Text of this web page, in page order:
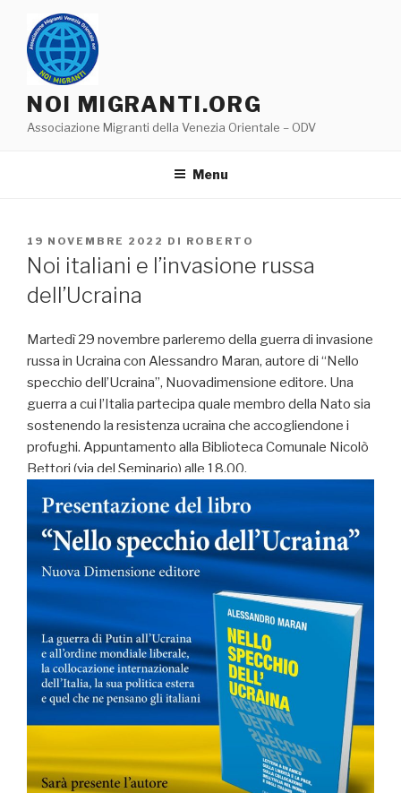
contenuto
NOI MIGRANTI.ORG
Associazione Migranti della Venezia Orientale – ODV
Menu
PUBBLICATO
IL
19 NOVEMBRE 2022 DI ROBERTO
Noi italiani e l’invasione russa
dell’Ucraina
Martedì 29 novembre parleremo della guerra di invasione
russa in Ucraina con Alessandro Maran, autore di “Nello
specchio dell’Ucraina”, Nuovadimensione editore. Una
guerra a cui l’Italia partecipa quale membro della Nato sia
sostenendo la resistenza ucraina che accogliendone i
profughi. Appuntamento alla Biblioteca Comunale Nicolò
Bettori (via del Seminario) alle 18.00.